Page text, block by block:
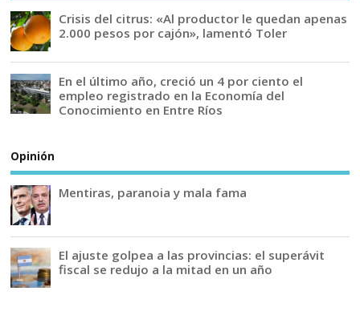
Crisis del citrus: «Al productor le quedan apenas
2.000 pesos por cajón», lamentó Toler
En el último año, creció un 4 por ciento el
empleo registrado en la Economía del
Conocimiento en Entre Ríos
Opinión
Mentiras, paranoia y mala fama
El ajuste golpea a las provincias: el superávit
fiscal se redujo a la mitad en un año